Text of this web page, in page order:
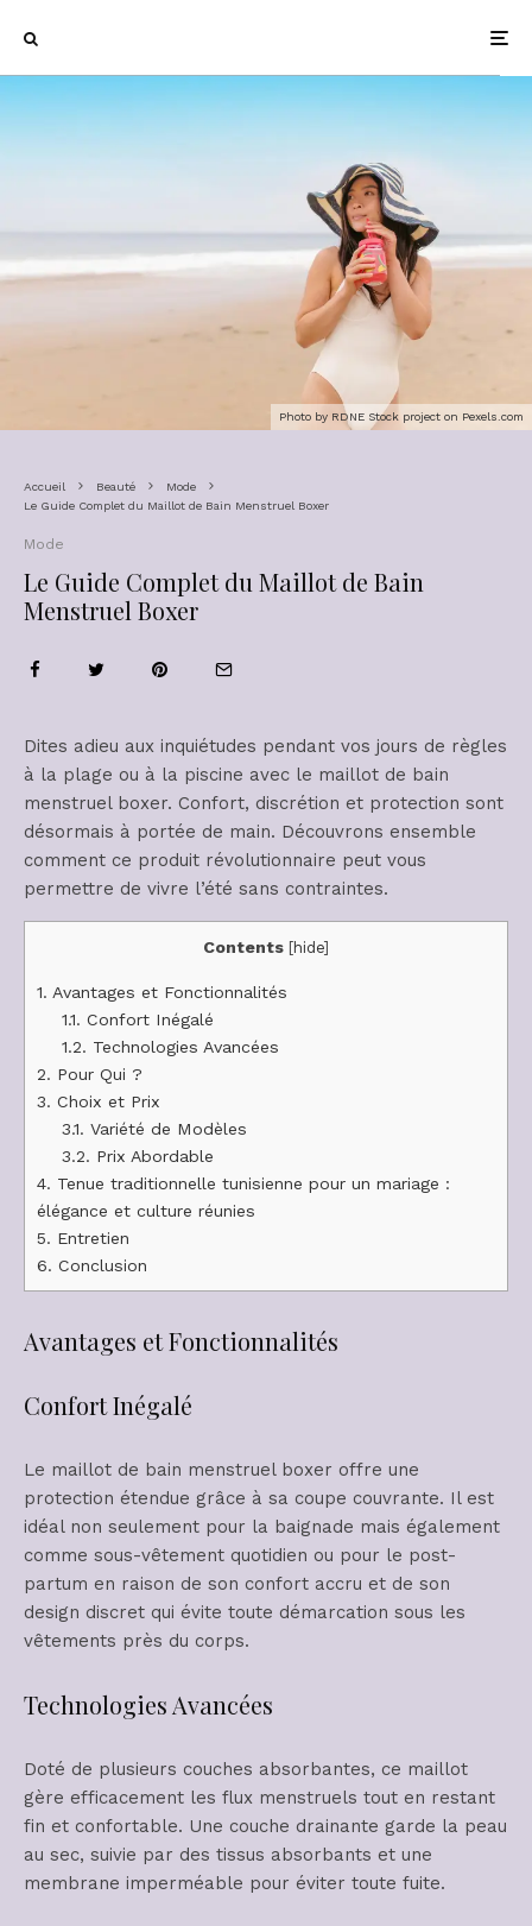
Photo by RDNE Stock project on Pexels.com
Accueil Beauté
Mode
Le Guide Complet du Maillot de Bain Menstruel Boxer
Mode
Le Guide Complet du Maillot de Bain
Menstruel Boxer
Dites adieu aux inquiétudes pendant vos jours de règles
à la plage ou à la piscine avec le maillot de bain
menstruel boxer. Confort, discrétion et protection sont
désormais à portée de main. Découvrons ensemble
comment ce produit révolutionnaire peut vous
permettre de vivre l’été sans contraintes.
Contents [hide]
1. Avantages et Fonctionnalités
1.1. Confort Inégalé
1.2. Technologies Avancées
2. Pour Qui ?
3. Choix et Prix
3.1. Variété de Modèles
3.2. Prix Abordable
4. Tenue traditionnelle tunisienne pour un mariage :
élégance et culture réunies
5. Entretien
6. Conclusion
Avantages et Fonctionnalités
Confort Inégalé
Le maillot de bain menstruel boxer offre une
protection étendue grâce à sa coupe couvrante. Il est
idéal non seulement pour la baignade mais également
comme sous-vêtement quotidien ou pour le post-
partum en raison de son confort accru et de son
design discret qui évite toute démarcation sous les
vêtements près du corps​.
Technologies Avancées
Doté de plusieurs couches absorbantes, ce maillot
gère efficacement les flux menstruels tout en restant
fin et confortable. Une couche drainante garde la peau
au sec, suivie par des tissus absorbants et une
membrane imperméable pour éviter toute fuite​​.